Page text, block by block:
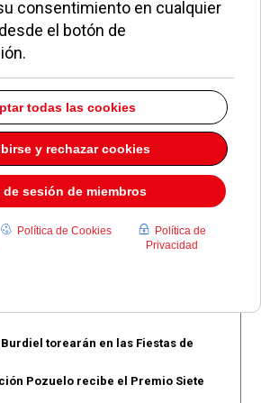
como:
las 775 viviendas de Huerta Grande
torearán en las Fiestas de
Pozuelo recibe el Premio Siete